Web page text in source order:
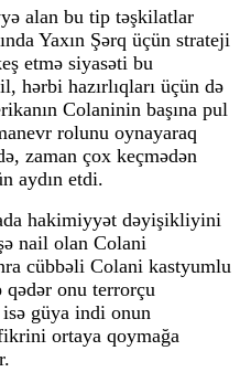
alan bu tip təşkilatlar
Yaxın Şərq üçün strateji
etmə siyasəti bu
hərbi hazırlıqları üçün də
Colaninin başına pul
rolunu oynayaraq
zaman çox keçmədən
aydın etdi.
hakimiyyət dəyişikliyini
nail olan Colani
cübbəli Colani kastyumlu
qədər onu terrorçu
isə güya indi onun
ortaya qoymağa